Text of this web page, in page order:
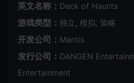
英文名称： Deck of Haunts
游戏类型： 独立, 模拟, 策略
开发公司： Mantis
发行公司： DANGEN
Entertainment